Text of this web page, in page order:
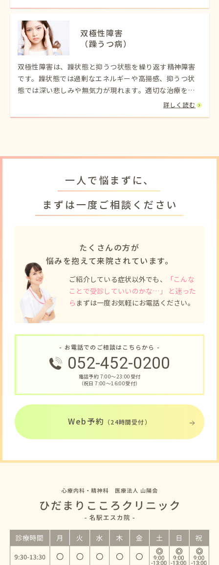
双極性障害
（躁うつ病）
双極性障害は、躁状態と抑うつ状態を繰り返す精神障害
です。躁状態では過剰なエネルギーや高揚感、抑うつ状
態では深い悲しみや無気力が現れます。適切な治療を受
けることで症状の管理が可能ですが、早期の診断と治療
詳しく読む
一人で悩まずに、
まずは一度ご相談ください
たくさんの方が
悩みを抱えて来院されています。
ご紹介している症状以外でも、
「こんな
ことで受診していいのかな…」 と迷った
ら まずは一度お気軽にお電話ください。
- お電話でのご相談はこちらから -
052-452-0200
電話予約 7:00〜23:00受付
（祝日 7:00〜16:00受付）
Web予約 （24時間受付）